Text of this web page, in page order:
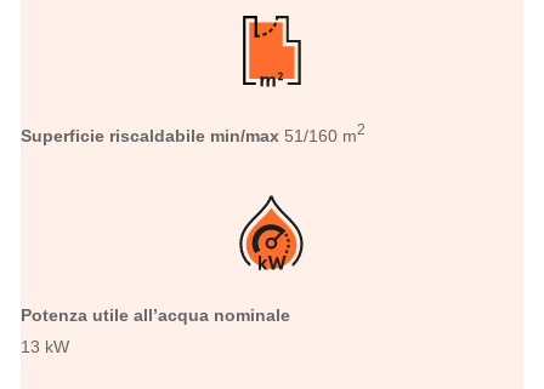
Superficie riscaldabile min/max 51/160 m2
Potenza utile all’acqua nominale
13 kW